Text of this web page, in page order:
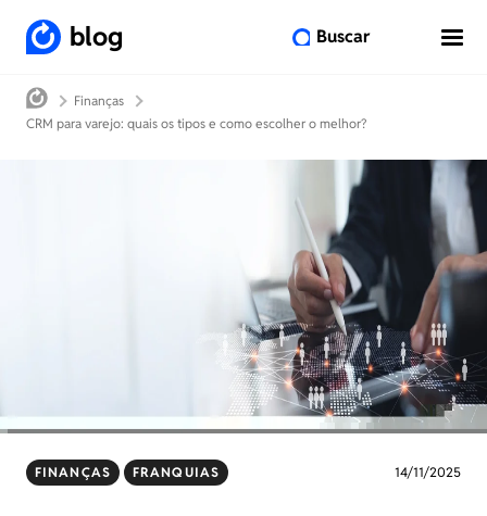
blog Buscar
Finanças
CRM para varejo: quais os tipos e como escolher o melhor?
FINANÇAS FRANQUIAS 14/11/2025